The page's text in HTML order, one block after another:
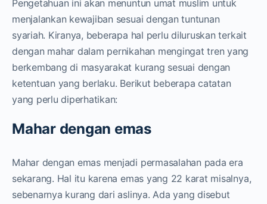
Pengetahuan ini akan menuntun umat muslim untuk
menjalankan kewajiban sesuai dengan tuntunan
syariah. Kiranya, beberapa hal perlu diluruskan terkait
dengan mahar dalam pernikahan mengingat tren yang
berkembang di masyarakat kurang sesuai dengan
ketentuan yang berlaku. Berikut beberapa catatan
yang perlu diperhatikan:
Mahar dengan emas
Mahar dengan emas menjadi permasalahan pada era
sekarang. Hal itu karena emas yang 22 karat misalnya,
sebenarnya kurang dari aslinya. Ada yang disebut